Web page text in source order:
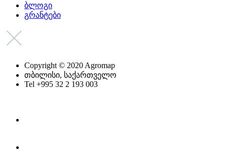
ბლოგი
გრანტები
Copyright © 2020 Agromap
თბილისი, საქართველო
Tel +995 32 2 193 003